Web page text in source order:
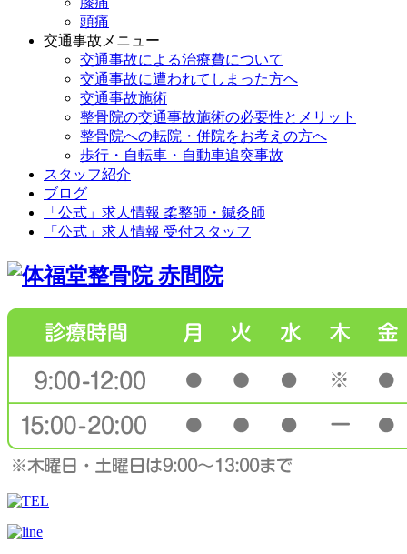
頭痛
交通事故メニュー
交通事故による治療費について
交通事故に遭われてしまった方へ
交通事故施術
整骨院の交通事故施術の必要性とメリット
整骨院への転院・併院をお考えの方へ
歩行・自転車・自動車追突事故
スタッフ紹介
ブログ
「公式」求人情報 柔整師・鍼灸師
「公式」求人情報 受付スタッフ